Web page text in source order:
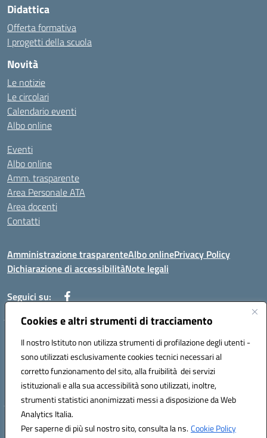
Cookies e altri strumenti di tracciamento
Il nostro Istituto non utilizza strumenti di profilazione degli utenti -
sono utilizzati esclusivamente cookies tecnici necessari al
corretto funzionamento del sito, alla fruibilità dei servizi
istituzionali e alla sua accessibilità sono utilizzati, inoltre,
strumenti statistici anonimizzati messi a disposizione da Web
Analytics Italia.
Per saperne di più sul nostro sito, consulta la ns.Cookie Policy
Didattica
Offerta formativa
I progetti della scuola
Novità
Le notizie
Le circolari
Calendario eventi
Albo online
Eventi
Albo online
Amm. trasparente
Area Personale ATA
Area docenti
Contatti
Amministrazione trasparenteAlbo onlinePrivacy Policy
Dichiarazione di accessibilitàNote legali
Seguici su:
Indirizzo: VIA BRECCIAME, 46 - 81024 MADDALONI (CE)
Mail: CEIC8AU001@istruzione.it - Pec: CEIC8AU001@pec.istruzione.it -
Telefono: 0823408721
Meccanografico: CEIC8AU001
Codice fiscale: 93086080616
Hosting & Powered by 3D Solution S.r.l.